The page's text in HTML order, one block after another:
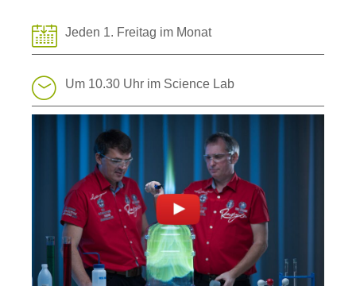
Jeden 1. Freitag im Monat
Um 10.30 Uhr im Science Lab